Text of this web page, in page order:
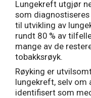
Lungekreft utgjør
som diagnostiseres
til utvikling av
rundt 80 % av
mange av de
tobakksrøyk.
Røyking er
lungekreft, selv om
identifisert som